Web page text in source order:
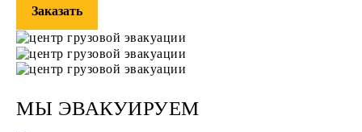
Заказать
МЫ ЭВАКУИРУЕМ